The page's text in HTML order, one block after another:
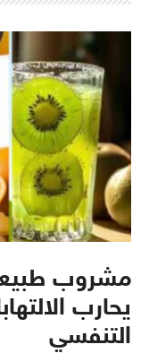
مشروب
يحارب
التنفسي